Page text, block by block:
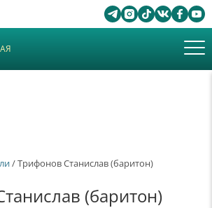
/ Трифонов Станислав (баритон)
(баритон)